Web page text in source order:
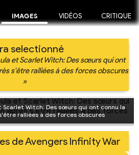
IMAGES VIDÉOS CRITIQUE
selectionné
et Scarlet Witch: Des sœurs qui ont
s'être ralliées à des forces obscures
»
Scarlet Witch: Des sœurs qui ont connu la
ralliées à des forces obscures
de Avengers Infinity War